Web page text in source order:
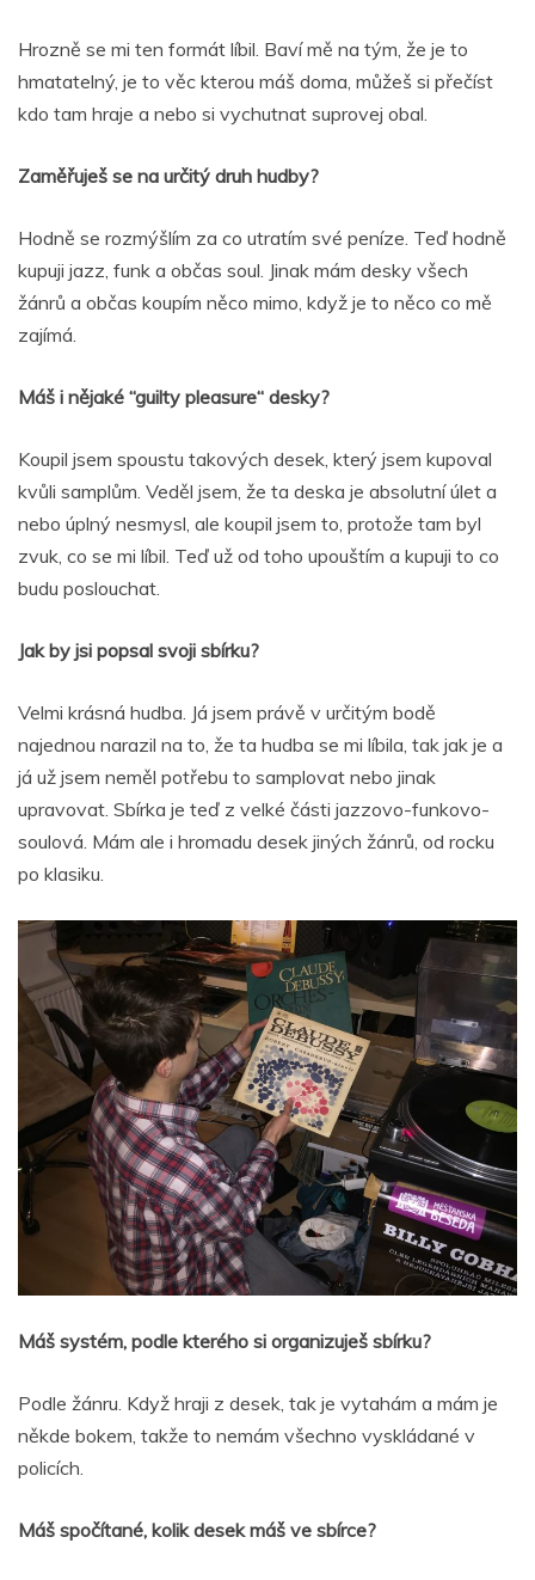
Hrozně se mi ten formát líbil. Baví mě na tým, že je to
hmatatelný, je to věc kterou máš doma, můžeš si přečíst
kdo tam hraje a nebo si vychutnat suprovej obal.
Zaměřuješ se na určitý druh hudby?
Hodně se rozmýšlím za co utratím své peníze. Teď hodně
kupuji jazz, funk a občas soul. Jinak mám desky všech
žánrů a občas koupím něco mimo, když je to něco co mě
zajímá.
Máš i nějaké “guilty pleasure“ desky?
Koupil jsem spoustu takových desek, který jsem kupoval
kvůli samplům. Veděl jsem, že ta deska je absolutní úlet a
nebo úplný nesmysl, ale koupil jsem to, protože tam byl
zvuk, co se mi líbil. Teď už od toho upouštím a kupuji to co
budu poslouchat.
Jak by jsi popsal svoji sbírku?
Velmi krásná hudba. Já jsem právě v určitým bodě
najednou narazil na to, že ta hudba se mi líbila, tak jak je a
já už jsem neměl potřebu to samplovat nebo jinak
upravovat. Sbírka je teď z velké části jazzovo-funkovo-
soulová. Mám ale i hromadu desek jiných žánrů, od rocku
po klasiku.
Máš systém, podle kterého si organizuješ sbírku?
Podle žánru. Když hraji z desek, tak je vytahám a mám je
někde bokem, takže to nemám všechno vyskládané v
policích.
Máš spočítané, kolik desek máš ve sbírce?